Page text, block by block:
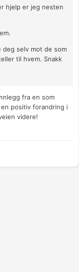
hjelp er jeg nesten
deg selv mot de som
til hvem. Snakk
fra en som
positiv forandring i
videre!